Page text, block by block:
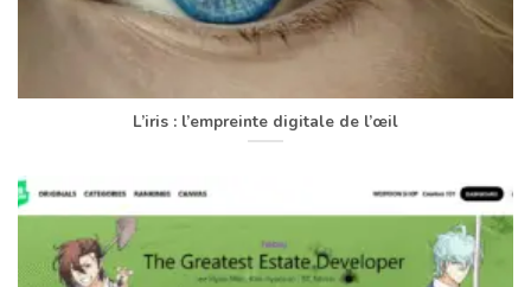
L’iris : l’empreinte digitale de l’œil